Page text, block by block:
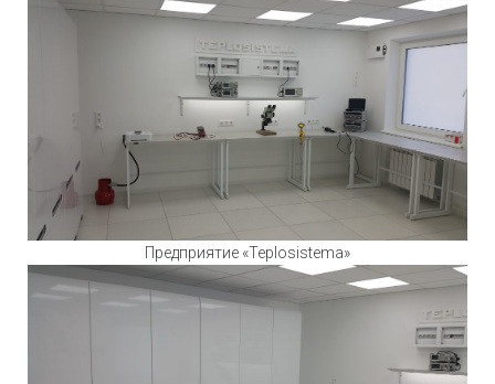
Предприятие «Teplosistema»